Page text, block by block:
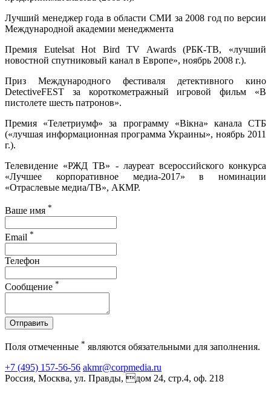
Лучший менеджер года в области СМИ за 2008 год по версии
Международной академии менеджмента
Премия Eutelsat Hot Bird TV Awards (РБК-ТВ, «лучший
новостной спутниковый канал в Европе», ноябрь 2008 г.).
Приз Международного фестиваля детективного кино
DetectiveFEST за короткометражный игровой фильм «В
пистолете шесть патронов».
Премия «Телетриумф» за программу «Вікна» канала СТБ
(«лучшая информационная программа Украины», ноябрь 2011
г.).
Телевидение «РЖД ТВ» - лауреат всероссийского конкурса
«Лучшее корпоративное медиа-2017» в номинации
«Отраслевые медиа/ТВ», АКМР.
Ваше имя *
Email *
Телефон
Сообщение *
Отправить
Поля отмеченные * являются обязательными для заполнения.
+7 (495) 157-56-56 akmr@corpmedia.ru
Россия, Москва, ул. Правды, дом 24, стр.4, оф. 218